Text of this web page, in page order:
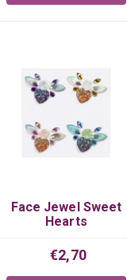
Face Jewel Sweet
Hearts
€2,70